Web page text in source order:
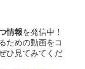
情報を発信中！
ための動画をコ
ひ見てみてくだ